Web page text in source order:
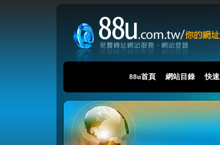
88u首頁 網站目錄 快